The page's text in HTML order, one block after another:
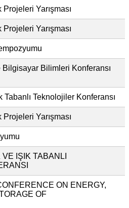
Yarışması
Yarışması
Bilimleri Konferansı
Tabanlı Teknolojiler Konferansı
Yarışması
IŞIK TABANLI
ON ENERGY,
OF